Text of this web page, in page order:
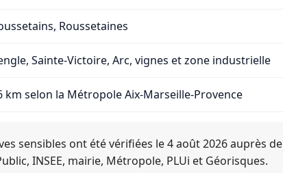
Roussetaines
Sainte-Victoire, Arc, vignes et zone industrielle
km selon la Métropole Aix-Marseille-Provence
sensibles ont été vérifiées le4 août 2026auprès de
INSEE, mairie, Métropole, PLUi et Géorisques.